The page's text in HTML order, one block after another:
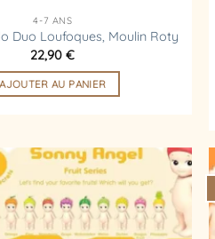
4-7 ANS
Duo Loufoques, Moulin Roty
22,90€
AJOUTER AU PANIER
Ajouter
à la
liste
d’envies